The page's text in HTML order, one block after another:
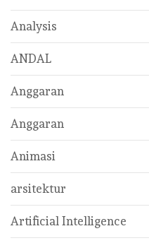
Analysis
ANDAL
Anggaran
Anggaran
Animasi
arsitektur
Artificial Intelligence